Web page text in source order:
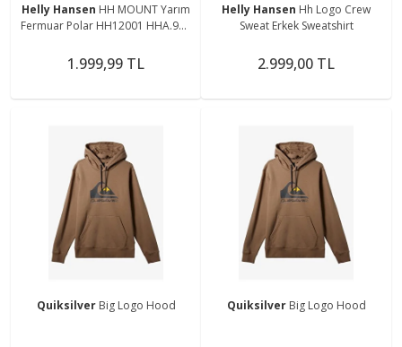
Helly Hansen HH MOUNT Yarım
Fermuar Polar HH12001 HHA.971
1.999,99 TL
Helly Hansen Hh Logo Crew
Sweat Erkek Sweatshirt
2.999,00 TL
Quiksilver Big Logo Hood Quiksilver Big Logo Hood